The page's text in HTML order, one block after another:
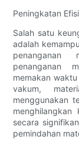
Peningkatan
Salah satu
adalah
penanganan
penanganan
memakan
vakum,
menggunakan
secara
pemindahan